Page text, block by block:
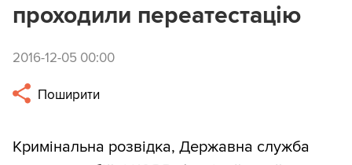
проходили переатестацію
2016-12-05 00:00
Поширити
Кримінальна розвідка, Державна служба